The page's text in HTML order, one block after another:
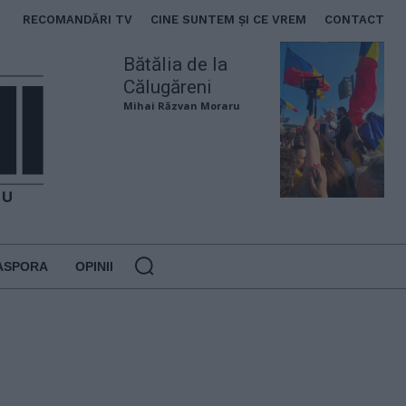
RECOMANDĂRI TV CINE SUNTEM ȘI CE VREM CONTACT
Bătălia de la
Călugăreni
Mihai Răzvan Moraru
OPINII